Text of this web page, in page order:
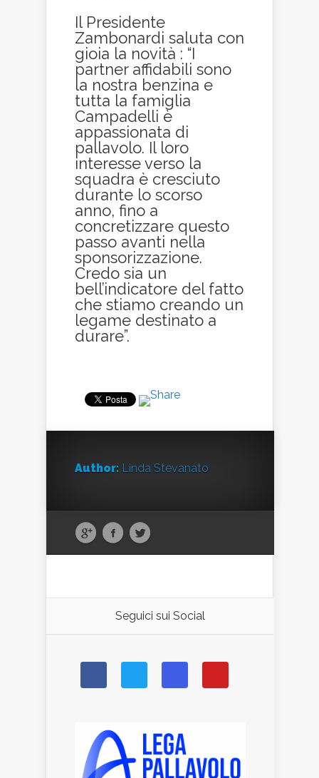
Il Presidente
Zambonardi saluta con
gioia la novità : “I
partner affidabili sono
la nostra benzina e
tutta la famiglia
Campadelli è
appassionata di
pallavolo. Il loro
interesse verso la
squadra è cresciuto
durante lo scorso
anno, fino a
concretizzare questo
passo avanti nella
sponsorizzazione.
Credo sia un
bell’indicatore del fatto
che stiamo creando un
legame destinato a
durare”.
Author: Linda Stevanato
Seguici sui Social